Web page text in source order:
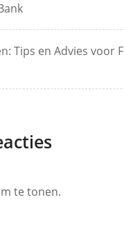
Tips en Advies voor
te tonen.